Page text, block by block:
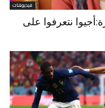
فيديوهات
نتعرفوا على